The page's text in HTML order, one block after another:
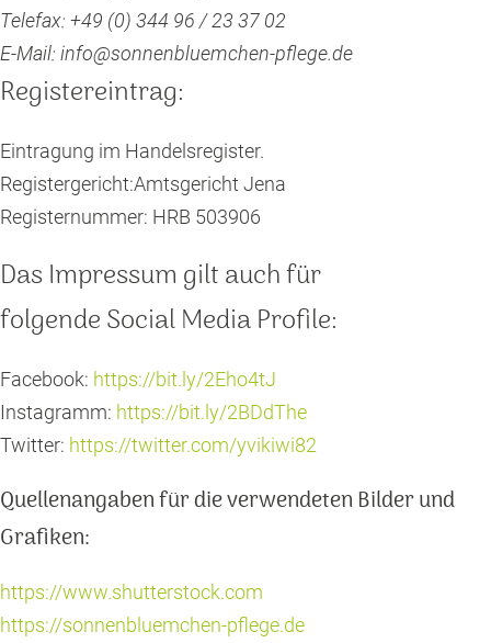
Telefax: +49 (0) 344 96 / 23 37 02
E-Mail: info@sonnenbluemchen-pflege.de
Registereintrag:
Eintragung im Handelsregister.
Registergericht:Amtsgericht Jena
Registernummer: HRB 503906
Das Impressum gilt auch für
folgende Social Media Profile:
Facebook: https://bit.ly/2Eho4tJ
Instagramm: https://bit.ly/2BDdThe
Twitter: https://twitter.com/yvikiwi82
Quellenangaben für die verwendeten Bilder und
Grafiken:
https://www.shutterstock.com
https://sonnenbluemchen-pflege.de